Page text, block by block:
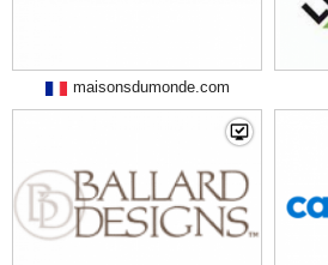
maisonsdumonde.com